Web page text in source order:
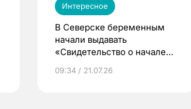
Интересное
В Северске беременным
начали выдавать
«Свидетельство о начале
09:34 / 21.07.26